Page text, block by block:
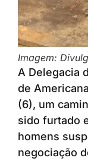
Imagem:
A Delegacia
de
(6), um
sido furtado
homens
negociação